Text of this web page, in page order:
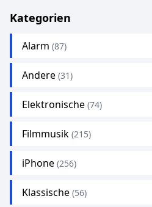
Kategorien
Alarm (87)
Andere (31)
Elektronische (74)
Filmmusik (215)
iPhone (256)
Klassische (56)